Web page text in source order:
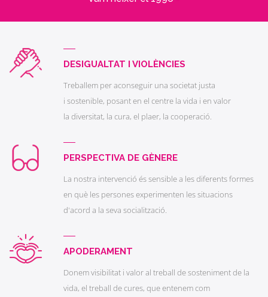
DESIGUALTAT I VIOLÈNCIES
Treballem per aconseguir una societat justa
i sostenible, posant en el centre la vida i en valor
la diversitat, la cura, el plaer, la cooperació.
PERSPECTIVA DE GÈNERE
La nostra intervenció és sensible a les diferents formes
en què les persones experimenten les situacions
d'acord a la seva socialització.
APODERAMENT
Donem visibilitat i valor al treball de sosteniment de la
vida, el treball de cures, que entenem com